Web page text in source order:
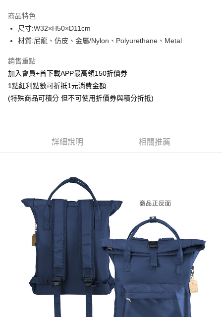
Apple Pay
悠遊付
Google Pay
ATM付款
貨到付款
每筆NT$65，滿NT$1,300(含以上)免運費
(不開放使用，請勿選取）
每筆NT$9,999
7-11取貨付款
每筆NT$65，滿NT$1,300(含以上)免運費
付款後7-11取貨
每筆NT$65，滿NT$1,300(含以上)免運費
宅配-木棉花樂園專用
每筆NT$100，滿NT$1,300(含以上)免運費
商品特色
尺寸:W32×H50×D11cm
材質:尼龍、仿皮、金屬/Nylon、Polyurethane、Metal
銷售重點
加入會員+首下載APP最高領150折價券
1點紅利點數可折抵1元消費金額
(特殊商品可積分 但不可使用折價券與積分折抵)
詳細說明 相關推薦